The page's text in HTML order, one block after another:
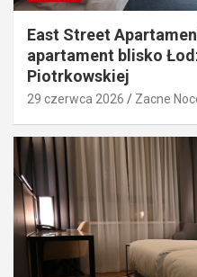
East Street
apartament blisko
Piotrkowskiej
29 czerwca 2026 Zacne